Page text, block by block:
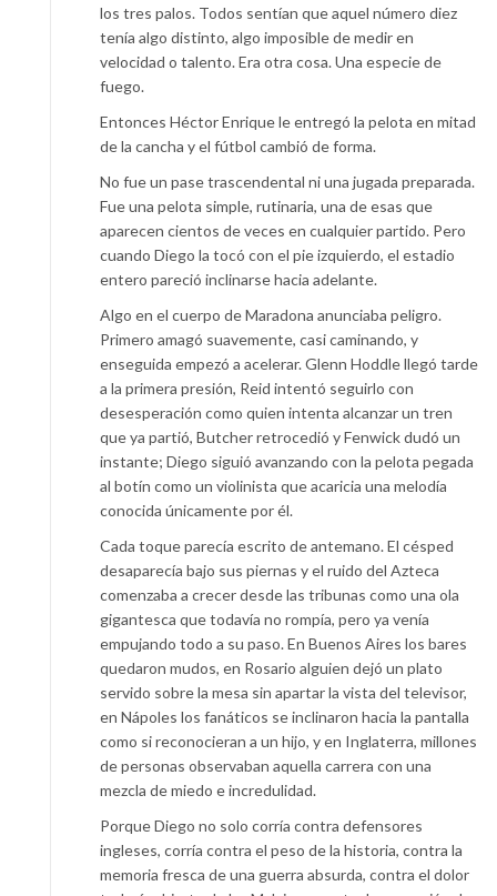
los tres palos. Todos sentían que aquel número diez
tenía algo distinto, algo imposible de medir en
velocidad o talento. Era otra cosa. Una especie de
fuego.
Entonces Héctor Enrique le entregó la pelota en mitad
de la cancha y el fútbol cambió de forma.
No fue un pase trascendental ni una jugada preparada.
Fue una pelota simple, rutinaria, una de esas que
aparecen cientos de veces en cualquier partido. Pero
cuando Diego la tocó con el pie izquierdo, el estadio
entero pareció inclinarse hacia adelante.
Algo en el cuerpo de Maradona anunciaba peligro.
Primero amagó suavemente, casi caminando, y
enseguida empezó a acelerar. Glenn Hoddle llegó tarde
a la primera presión, Reid intentó seguirlo con
desesperación como quien intenta alcanzar un tren
que ya partió, Butcher retrocedió y Fenwick dudó un
instante; Diego siguió avanzando con la pelota pegada
al botín como un violinista que acaricia una melodía
conocida únicamente por él.
Cada toque parecía escrito de antemano. El césped
desaparecía bajo sus piernas y el ruido del Azteca
comenzaba a crecer desde las tribunas como una ola
gigantesca que todavía no rompía, pero ya venía
empujando todo a su paso. En Buenos Aires los bares
quedaron mudos, en Rosario alguien dejó un plato
servido sobre la mesa sin apartar la vista del televisor,
en Nápoles los fanáticos se inclinaron hacia la pantalla
como si reconocieran a un hijo, y en Inglaterra, millones
de personas observaban aquella carrera con una
mezcla de miedo e incredulidad.
Porque Diego no solo corría contra defensores
ingleses, corría contra el peso de la historia, contra la
memoria fresca de una guerra absurda, contra el dolor